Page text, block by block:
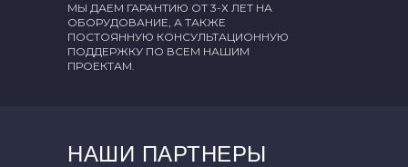
МЫ ДАЕМ ГАРАНТИЮ ОТ 3-Х ЛЕТ НА
ОБОРУДОВАНИЕ, А ТАКЖЕ
ПОСТОЯННУЮ КОНСУЛЬТАЦИОННУЮ
ПОДДЕРЖКУ ПО ВСЕМ НАШИМ
ПРОЕКТАМ.
НАШИ ПАРТНЕРЫ